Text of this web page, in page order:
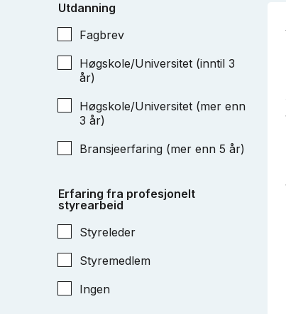
Utdanning
Fagbrev
Høgskole/Universitet (inntil 3
år)
Høgskole/Universitet (mer enn
3 år)
Bransjeerfaring (mer enn 5 år)
Erfaring fra profesjonelt
styrearbeid
Styreleder
Styremedlem
Ingen